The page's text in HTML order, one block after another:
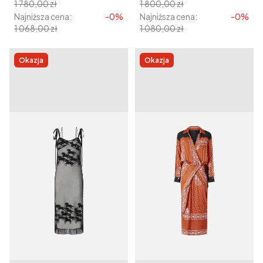
1 780,00 zł
Najniższa cena:
1 068,00 zł
-0%
1 800,00 zł
Najniższa cena:
1 080,00 zł
-0%
Okazja Okazja